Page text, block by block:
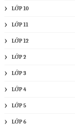
LỚP 10
LỚP 11
LỚP 12
LỚP 2
LỚP 3
LỚP 4
LỚP 5
LỚP 6